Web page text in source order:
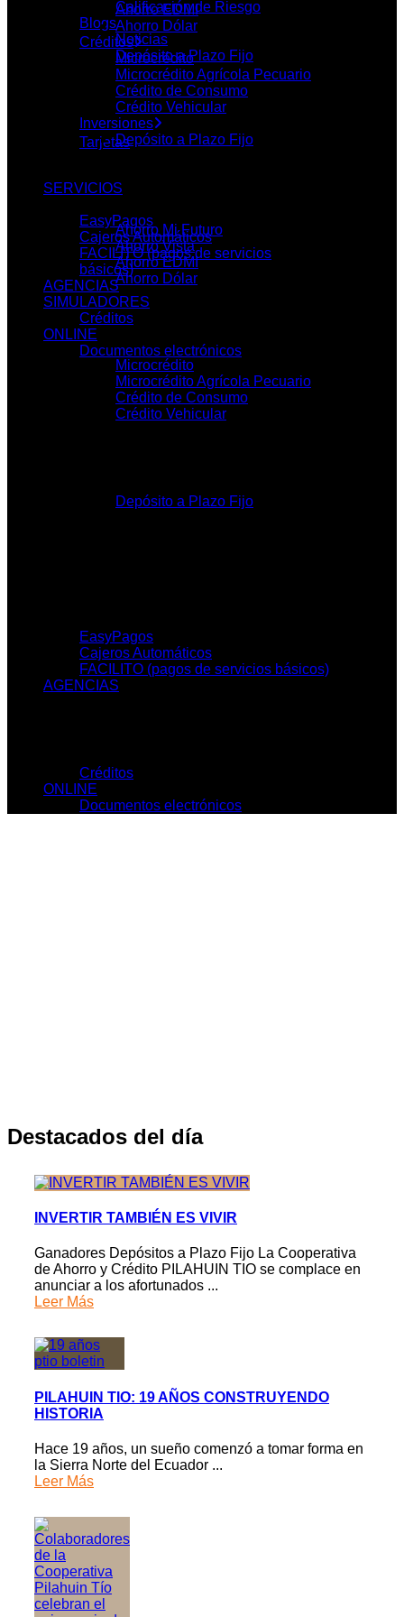
Ahorro EDMI
Ahorro Dólar
Créditos
Microcrédito
Microcrédito Agrícola Pecuario
Crédito de Consumo
Crédito Vehicular
Inversiones
Depósito a Plazo Fijo
SERVICIOS
EasyPagos
Cajeros Automáticos
FACILITO (pagos de servicios
básicos)
AGENCIAS
SIMULADORES
Créditos
ONLINE
Documentos electrónicos
Calificación de Riesgo
Blogs
Noticias
Depósito a Plazo Fijo
PRODUCTOS
Tarjetas
Ahorro Mi Futuro
Ahorro Vista
Ahorro EDMI
Ahorro Dólar
Créditos
Microcrédito
Microcrédito Agrícola Pecuario
Crédito de Consumo
Crédito Vehicular
Depósito a Plazo Fijo
EasyPagos
Cajeros Automáticos
FACILITO (pagos de servicios básicos)
AGENCIAS
Créditos
ONLINE
Documentos electrónicos
Destacados del día
INVERTIR TAMBIÉN ES VIVIR
Ganadores Depósitos a Plazo Fijo La Cooperativa
de Ahorro y Crédito PILAHUIN TIO se complace en
anunciar a los afortunados ...
Leer Más
PILAHUIN TIO: 19 AÑOS CONSTRUYENDO
HISTORIA
Hace 19 años, un sueño comenzó a tomar forma en
la Sierra Norte del Ecuador ...
Leer Más